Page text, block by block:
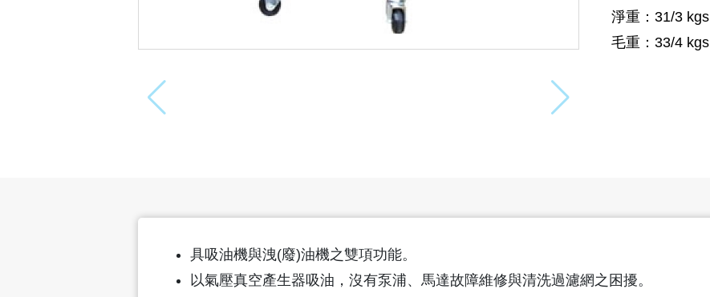
淨重：31/3 kgs
毛重：33/4 kgs
具吸油機與洩(廢)油機之雙項功能。
以氣壓真空產生器吸油，沒有泵浦、馬達故障維修與清洗過濾網之困擾。